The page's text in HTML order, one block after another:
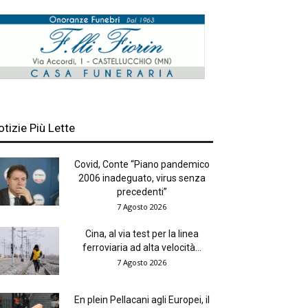
Più Lette
Covid, Conte “Piano pandemico
2006 inadeguato, virus senza
precedenti”
7 Agosto 2026
Cina, al via test per la linea
ferroviaria ad alta velocità...
7 Agosto 2026
En plein Pellacani agli Europei, il